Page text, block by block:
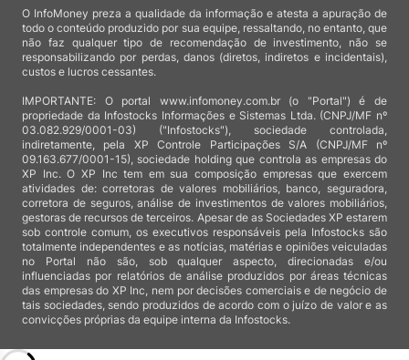
O InfoMoney preza a qualidade da informação e atesta a apuração de
todo o conteúdo produzido por sua equipe, ressaltando, no entanto, que
não faz qualquer tipo de recomendação de investimento, não se
responsabilizando por perdas, danos (diretos, indiretos e incidentais),
custos e lucros cessantes.
IMPORTANTE: O portal www.infomoney.com.br (o "Portal") é de
propriedade da Infostocks Informações e Sistemas Ltda. (CNPJ/MF nº
03.082.929/0001-03) ("Infostocks"), sociedade controlada,
indiretamente, pela XP Controle Participações S/A (CNPJ/MF nº
09.163.677/0001-15), sociedade holding que controla as empresas do
XP Inc. O XP Inc tem em sua composição empresas que exercem
atividades de: corretoras de valores mobiliários, banco, seguradora,
corretora de seguros, análise de investimentos de valores mobiliários,
gestoras de recursos de terceiros. Apesar de as Sociedades XP estarem
sob controle comum, os executivos responsáveis pela Infostocks são
totalmente independentes e as notícias, matérias e opiniões veiculadas
no Portal não são, sob qualquer aspecto, direcionadas e/ou
influenciadas por relatórios de análise produzidos por áreas técnicas
das empresas do XP Inc, nem por decisões comerciais e de negócio de
tais sociedades, sendo produzidos de acordo com o juízo de valor e as
convicções próprias da equipe interna da Infostocks.